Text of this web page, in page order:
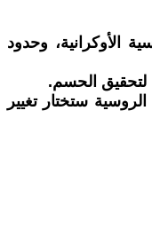
الأوكرانية، وحدود
لتحقيق الحسم.
ستختار تغيير